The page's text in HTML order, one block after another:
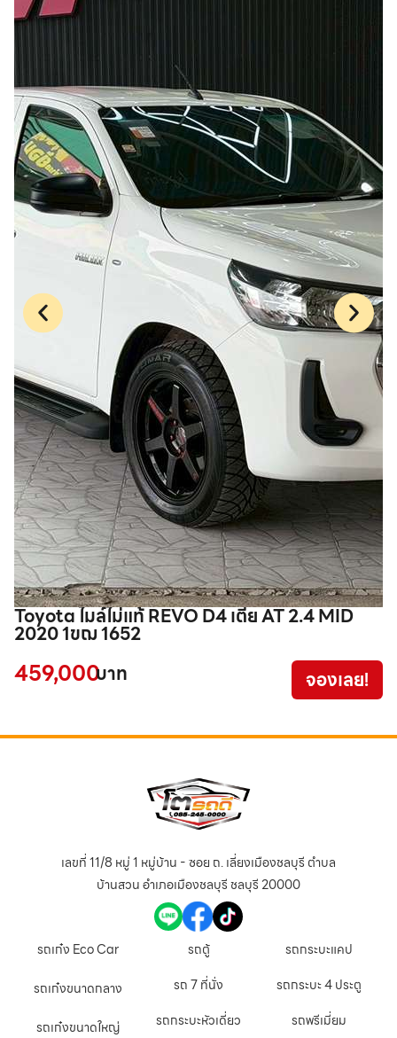
Toyota ไมล์ไม่แท้ REVO D4 เตี้ย AT 2.4 MID
2020 1ขฌ 1652
459,000บาท จองเลย!
เลขที่ 11/8 หมู่ 1 หมู่บ้าน - ซอย ถ. เลี่ยงเมืองชลบุรี ตำบล
บ้านสวน อำเภอเมืองชลบุรี ชลบุรี 20000
รถเก๋ง Eco Car
รถเก๋งขนาดกลาง
รถเก๋งขนาดใหญ่
รถตู้
รถ 7 ที่นั่ง
รถกระบะหัวเดี่ยว
รถกระบะแคป
รถกระบะ 4 ประตู
รถพรีเมี่ยม